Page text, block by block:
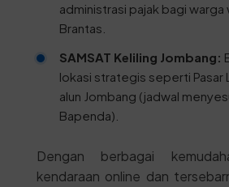
administrasi pajak bagi warga
Brantas.
SAMSAT Keliling Jombang:
lokasi strategis seperti Pasar
alun Jombang (jadwal
Bapenda).
Dengan berbagai
kendaraan online dan